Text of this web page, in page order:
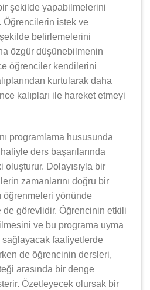
şekilde yapabilmelerini
istek ve
belirlemelerini
özgür düşünebilmenin
öğrenciler kendilerini
kurtularak daha
kalıpları ile hareket etmeyi
programlama hususunda
ders başarılarında
Dolayısıyla bir
zamanlarını doğru bir
öğrenmeleri yönünde
de görevlidir. Öğrencinin etkili
ve bu programa uyma
faaliyetlerde
de öğrencinin dersleri,
arasında bir denge
Özetleyecek olursak bir